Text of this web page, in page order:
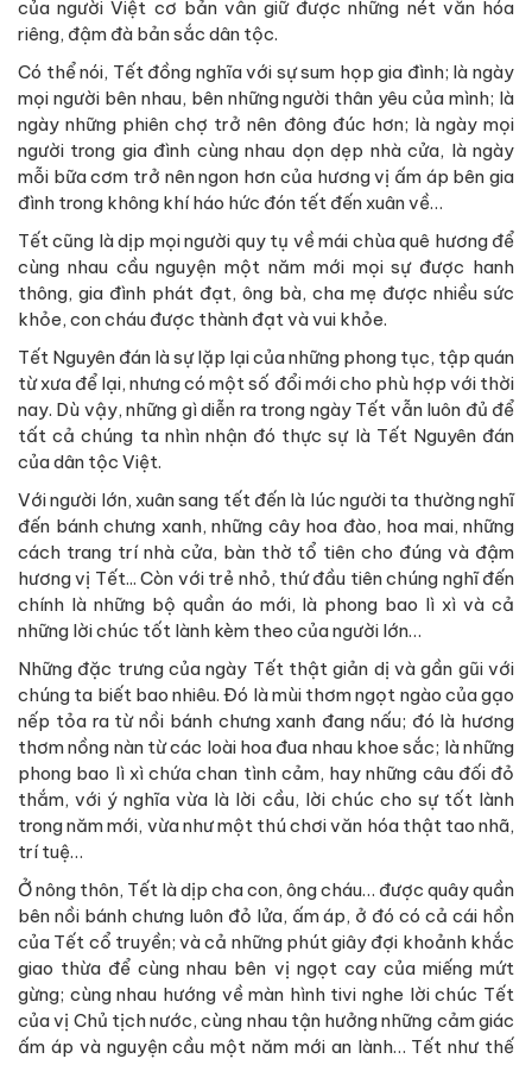
của người Việt cơ bản vẫn giữ được những nét văn hóa
riêng, đậm đà bản sắc dân tộc.
Có thể nói, Tết đồng nghĩa với sự sum họp gia đình; là ngày
mọi người bên nhau, bên những người thân yêu của mình; là
ngày những phiên chợ trở nên đông đúc hơn; là ngày mọi
người trong gia đình cùng nhau dọn dẹp nhà cửa, là ngày
mỗi bữa cơm trở nên ngon hơn của hương vị ấm áp bên gia
đình trong không khí háo hức đón tết đến xuân về…
Tết cũng là dịp mọi người quy tụ về mái chùa quê hương để
cùng nhau cầu nguyện một năm mới mọi sự được hanh
thông, gia đình phát đạt, ông bà, cha mẹ được nhiều sức
khỏe, con cháu được thành đạt và vui khỏe.
Tết Nguyên đán là sự lặp lại của những phong tục, tập quán
từ xưa để lại, nhưng có một số đổi mới cho phù hợp với thời
nay. Dù vậy, những gì diễn ra trong ngày Tết vẫn luôn đủ để
tất cả chúng ta nhìn nhận đó thực sự là Tết Nguyên đán
của dân tộc Việt.
Với người lớn, xuân sang tết đến là lúc người ta thường nghĩ
đến bánh chưng xanh, những cây hoa đào, hoa mai, những
cách trang trí nhà cửa, bàn thờ tổ tiên cho đúng và đậm
hương vị Tết... Còn với trẻ nhỏ, thứ đầu tiên chúng nghĩ đến
chính là những bộ quần áo mới, là phong bao lì xì và cả
những lời chúc tốt lành kèm theo của người lớn…
Những đặc trưng của ngày Tết thật giản dị và gần gũi với
chúng ta biết bao nhiêu. Đó là mùi thơm ngọt ngào của gạo
nếp tỏa ra từ nồi bánh chưng xanh đang nấu; đó là hương
thơm nồng nàn từ các loài hoa đua nhau khoe sắc; là những
phong bao lì xì chứa chan tình cảm, hay những câu đối đỏ
thắm, với ý nghĩa vừa là lời cầu, lời chúc cho sự tốt lành
trong năm mới, vừa như một thú chơi văn hóa thật tao nhã,
trí tuệ…
Ở nông thôn, Tết là dịp cha con, ông cháu… được quây quần
bên nồi bánh chưng luôn đỏ lửa, ấm áp, ở đó có cả cái hồn
của Tết cổ truyền; và cả những phút giây đợi khoảnh khắc
giao thừa để cùng nhau bên vị ngọt cay của miếng mứt
gừng; cùng nhau hướng về màn hình tivi nghe lời chúc Tết
của vị Chủ tịch nước, cùng nhau tận hưởng những cảm giác
ấm áp và nguyện cầu một năm mới an lành… Tết như thế